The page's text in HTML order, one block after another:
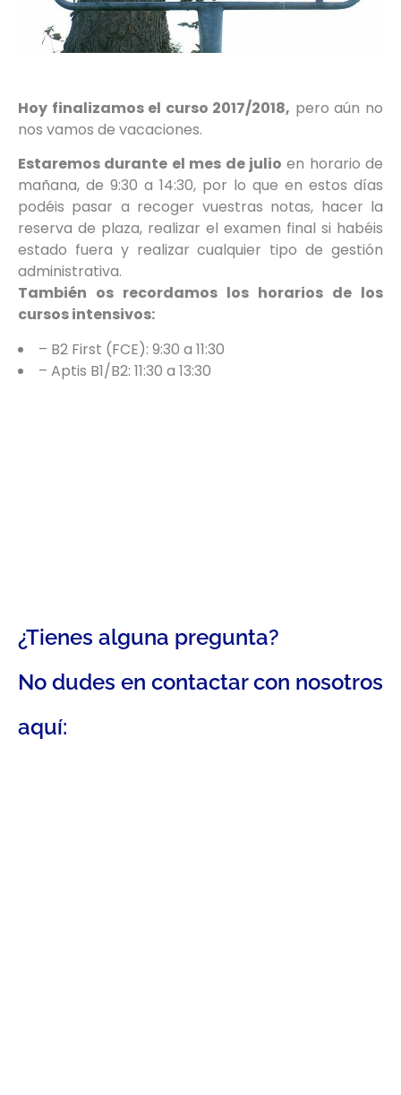
Hoy finalizamos el curso 2017/2018, pero aún no
nos vamos de vacaciones.
Estaremos durante el mes de julio en horario de
mañana, de 9:30 a 14:30, por lo que en estos días
podéis pasar a recoger vuestras notas, hacer la
reserva de plaza, realizar el examen final si habéis
estado fuera y realizar cualquier tipo de gestión
administrativa.
También os recordamos los horarios de los
cursos intensivos:
– B2 First (FCE): 9:30 a 11:30
– Aptis B1/B2: 11:30 a 13:30
¿Tienes alguna pregunta?
No dudes en contactar con nosotros
aquí: